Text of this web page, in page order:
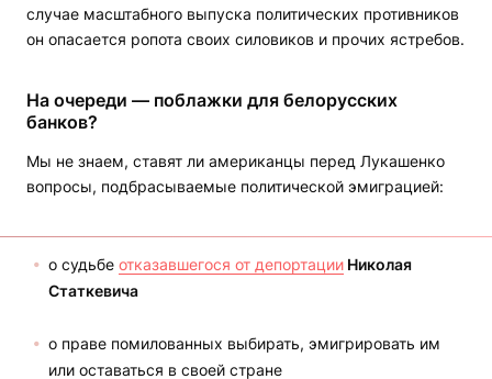
случае масштабного выпуска политических противников
он опасается ропота своих силовиков и прочих ястребов.
На очереди — поблажки для белорусских
банков?
Мы не знаем, ставят ли американцы перед Лукашенко
вопросы, подбрасываемые политической эмиграцией:
о судьбе отказавшегося от депортации Николая
Статкевича
о праве помилованных выбирать, эмигрировать им
или оставаться в своей стране